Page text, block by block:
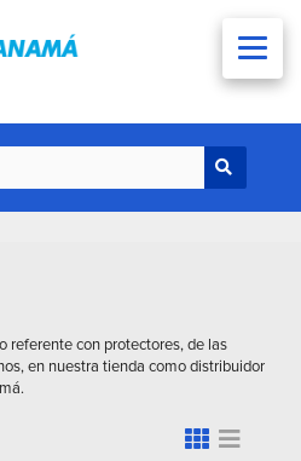
referente con protectores, de las
en nuestra tienda como distribuidor